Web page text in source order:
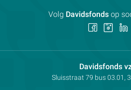
Davidsfonds
Adres:
Sluisstraat 79 bus 03.01,
Volg Davidsfondsop
Volg Volg